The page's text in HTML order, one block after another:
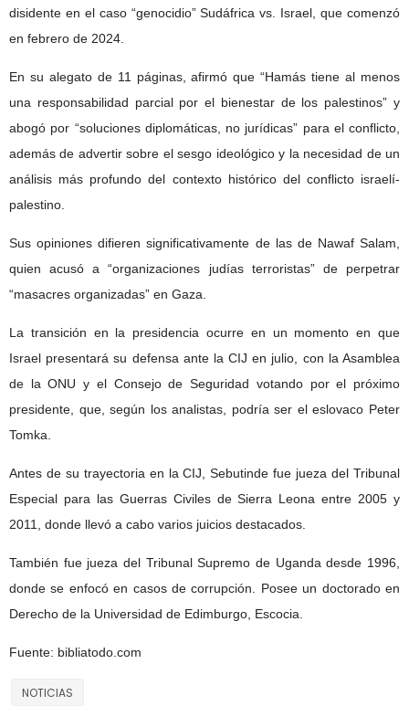
disidente en el caso “genocidio” Sudáfrica vs. Israel, que comenzó
en febrero de 2024.
En su alegato de 11 páginas, afirmó que “Hamás tiene al menos
una responsabilidad parcial por el bienestar de los palestinos” y
abogó por “soluciones diplomáticas, no jurídicas” para el conflicto,
además de advertir sobre el sesgo ideológico y la necesidad de un
análisis más profundo del contexto histórico del conflicto israelí-
palestino.
Sus opiniones difieren significativamente de las de Nawaf Salam,
quien acusó a “organizaciones judías terroristas” de perpetrar
“masacres organizadas” en Gaza.
La transición en la presidencia ocurre en un momento en que
Israel presentará su defensa ante la CIJ en julio, con la Asamblea
de la ONU y el Consejo de Seguridad votando por el próximo
presidente, que, según los analistas, podría ser el eslovaco Peter
Tomka.
Antes de su trayectoria en la CIJ, Sebutinde fue jueza del Tribunal
Especial para las Guerras Civiles de Sierra Leona entre 2005 y
2011, donde llevó a cabo varios juicios destacados.
También fue jueza del Tribunal Supremo de Uganda desde 1996,
donde se enfocó en casos de corrupción. Posee un doctorado en
Derecho de la Universidad de Edimburgo, Escocia.
Fuente: bibliatodo.com
NOTICIAS